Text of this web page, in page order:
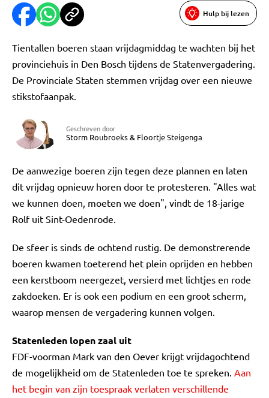
Hulp bij lezen
Tientallen boeren staan vrijdagmiddag te wachten bij het
provinciehuis in Den Bosch tijdens de Statenvergadering.
De Provinciale Staten stemmen vrijdag over een nieuwe
stikstofaanpak.
Geschreven door
Storm Roubroeks& Floortje Steigenga
De aanwezige boeren zijn tegen deze plannen en laten
dit vrijdag opnieuw horen door te protesteren. "Alles wat
we kunnen doen, moeten we doen", vindt de 18-jarige
Rolf uit Sint-Oedenrode.
De sfeer is sinds de ochtend rustig. De demonstrerende
boeren kwamen toeterend het plein oprijden en hebben
een kerstboom neergezet, versierd met lichtjes en rode
zakdoeken. Er is ook een podium en een groot scherm,
waarop mensen de vergadering kunnen volgen.
Statenleden lopen zaal uit
FDF-voorman Mark van den Oever krijgt vrijdagochtend
de mogelijkheid om de Statenleden toe te spreken. Aan
het begin van zijn toespraak verlaten verschillende